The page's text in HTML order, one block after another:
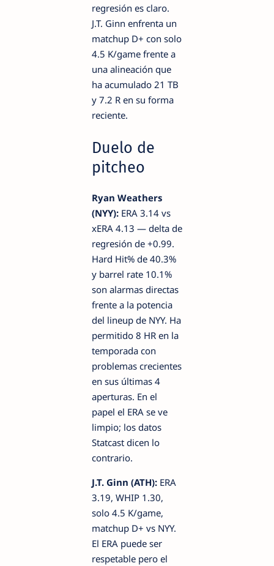
regresión es claro.
J.T. Ginn enfrenta un
matchup D+ con solo
4.5 K/game frente a
una alineación que
ha acumulado 21 TB
y 7.2 R en su forma
reciente.
Duelo de
pitcheo
Ryan Weathers
(NYY): ERA 3.14 vs
xERA 4.13 — delta de
regresión de +0.99.
Hard Hit% de 40.3%
y barrel rate 10.1%
son alarmas directas
frente a la potencia
del lineup de NYY. Ha
permitido 8 HR en la
temporada con
problemas crecientes
en sus últimas 4
aperturas. En el
papel el ERA se ve
limpio; los datos
Statcast dicen lo
contrario.
J.T. Ginn (ATH): ERA
3.19, WHIP 1.30,
solo 4.5 K/game,
matchup D+ vs NYY.
El ERA puede ser
respetable pero el